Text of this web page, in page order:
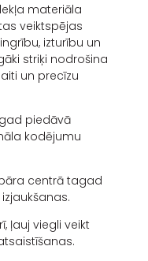
materiāla
veiktspējas
izturību un
striķi nodrošina
un precīzu
piedāvā
kodējumu
centrā tagad
ļauj viegli veikt